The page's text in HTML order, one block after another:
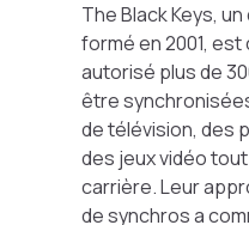
The Black Keys,
formé en 2001,
autorisé plus de
être
de télévision, des
des jeux vidéo
carrière. Leur
de synchros a